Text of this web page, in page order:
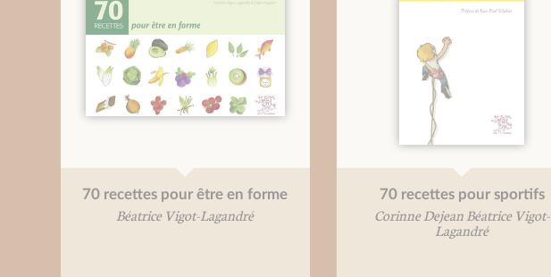
70 recettes pour être en forme
Béatrice Vigot-Lagandré
70 recettes pour sportifs
Corinne Dejean Béatrice Vigot-
Lagandré